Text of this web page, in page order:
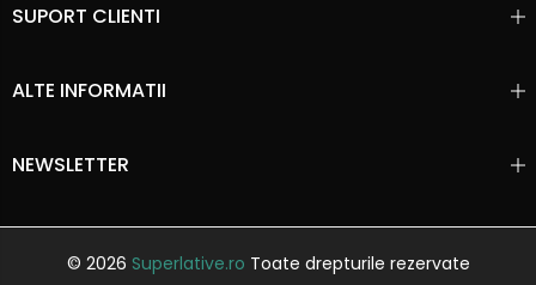
SUPORT CLIENTI
ALTE INFORMATII
NEWSLETTER
© 2026 Superlative.ro Toate drepturile rezervate